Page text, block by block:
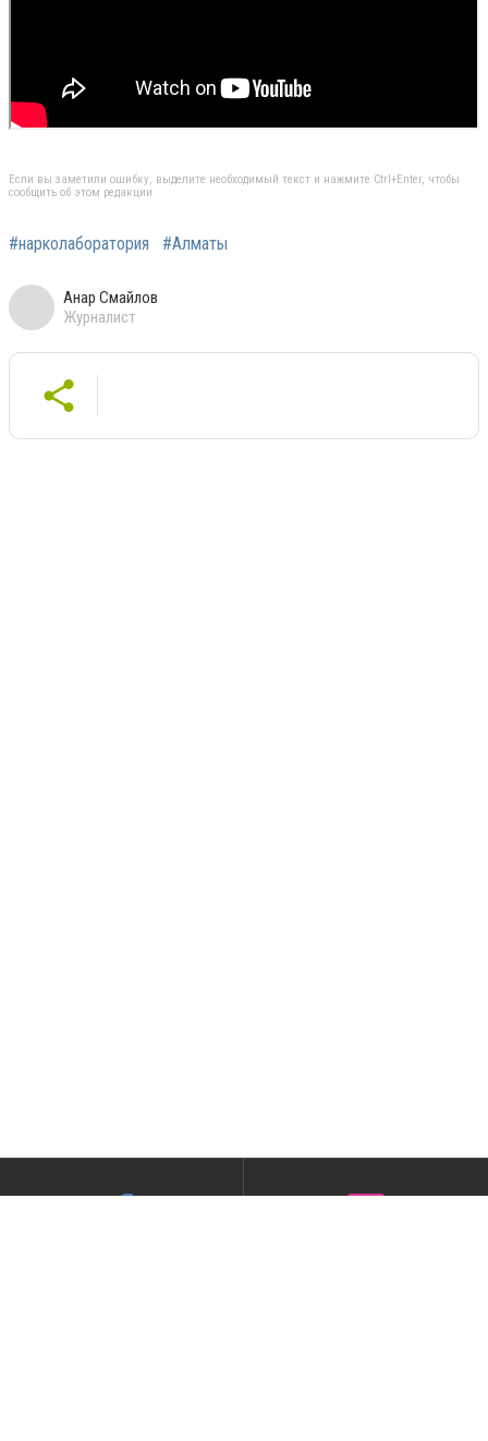
Если вы заметили ошибку, выделите необходимый текст и нажмите Ctrl+Enter, чтобы
сообщить об этом редакции
#нарколаборатория #Алматы
Анар Смайлов
Журналист